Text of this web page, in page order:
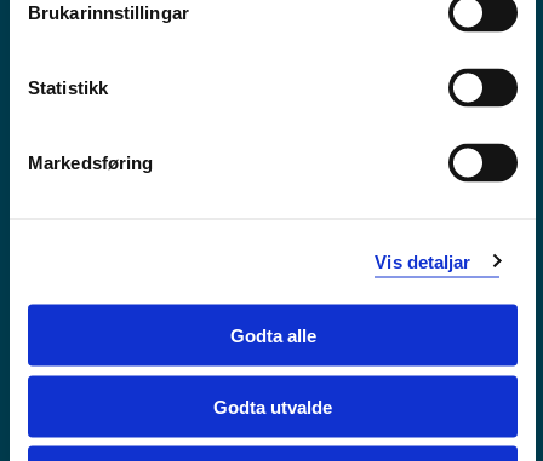
Brukarinnstillingar
Statistikk
Markedsføring
Vis detaljar
Godta alle
Godta utvalde